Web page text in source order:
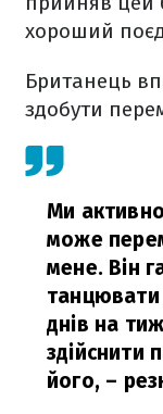
хороший
Британець
здобути
Ми
може
мене. Він
днів на
здійснити
його, –